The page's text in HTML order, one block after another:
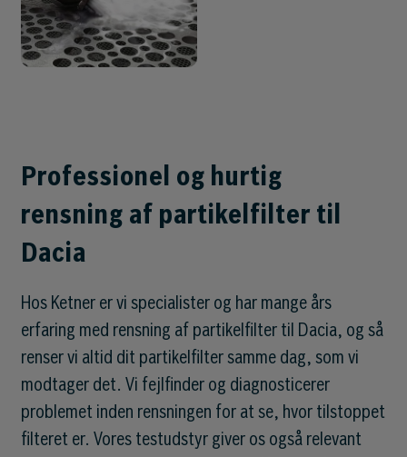
Professionel og hurtig
rensning af partikelfilter til
Dacia
Hos Ketner er vi specialister og har mange års
erfaring med rensning af partikelfilter til Dacia, og så
renser vi altid dit partikelfilter samme dag, som vi
modtager det. Vi fejlfinder og diagnosticerer
problemet inden rensningen for at se, hvor tilstoppet
filteret er. Vores testudstyr giver os også relevant